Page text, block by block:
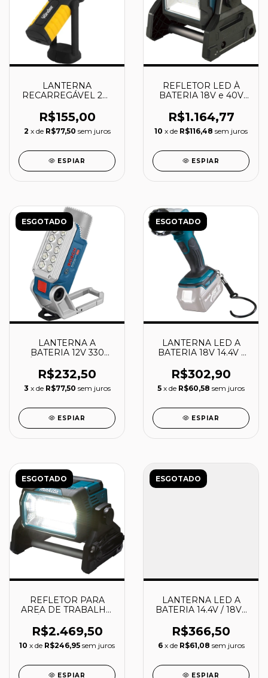
LANTERNA
RECARREGÁVEL 2W
8075015180 -
VONDER
R$155,00
2 x de R$77,50 sem juros
ESPIAR
REFLETOR LED À
BATERIA 18V e 40V
MAKITA
R$1.164,77
10 x de R$116,48 sem juros
ESPIAR
ESGOTADO
LANTERNA A
BATERIA 12V 330
06014A0000 - BOSCH
R$232,50
3 x de R$77,50 sem juros
ESPIAR
ESGOTADO
LANTERNA LED A
BATERIA 18V 14.4V -
R$302,90
5 x de R$60,58 sem juros
ESPIAR
ESGOTADO
REFLETOR PARA
AREA DE TRABALHO
10.000 LM - DML809
- MAKITA
R$2.469,50
10 x de R$246,95 sem juros
ESPIAR
ESGOTADO
LANTERNA LED A
BATERIA 14.4V / 18V -
R$366,50
6 x de R$61,08 sem juros
ESPIAR